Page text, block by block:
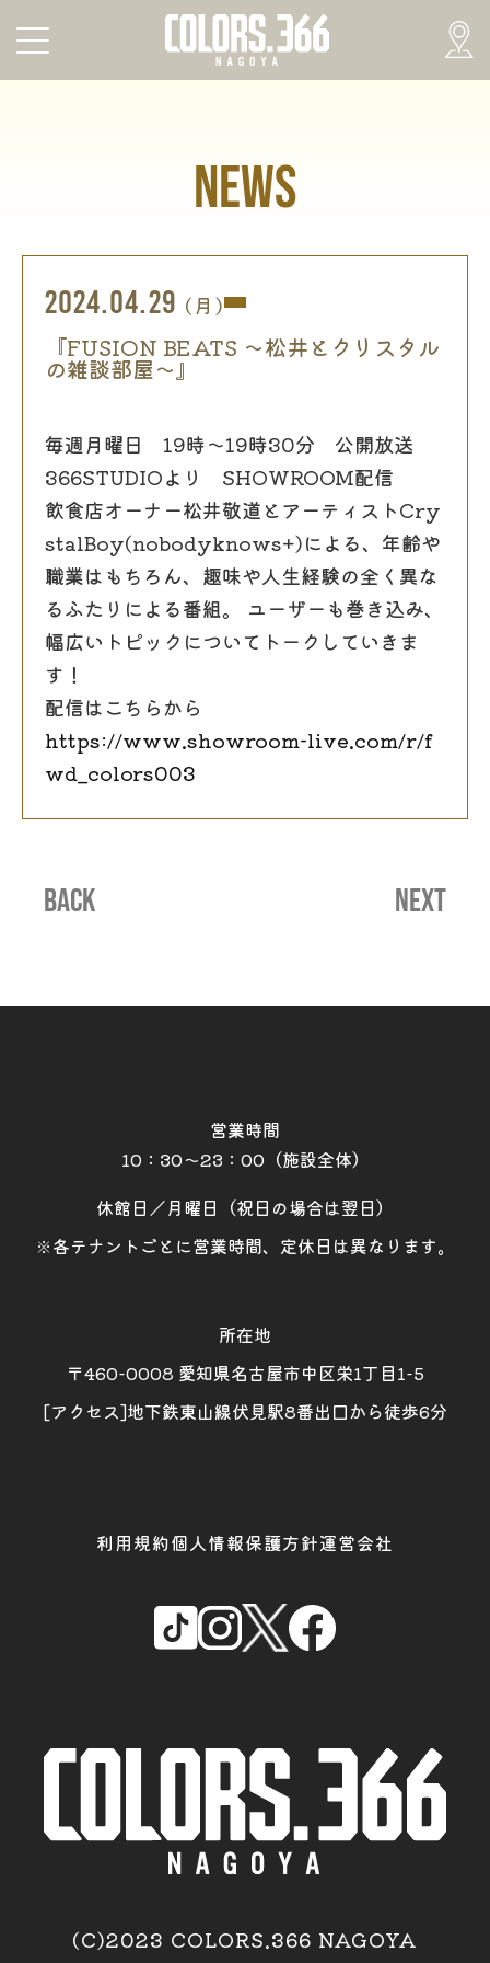
NEWS
2024.04.29 (月)
『FUSION BEATS 〜松井とクリスタル
の雑談部屋〜』
毎週月曜日 19時～19時30分 公開放送
366STUDIOより SHOWROOM配信
飲食店オーナー松井敬道とアーティストCry
stalBoy(nobodyknows+)による、年齢や
職業はもちろん、趣味や人生経験の全く異な
るふたりによる番組。 ユーザーも巻き込み、
幅広いトピックについてトークしていきま
す！
配信はこちらから
https://www.showroom-live.com/r/f
wd_colors003
BACK NEXT
営業時間
10：30～23：00（施設全体）
休館日／月曜日（祝日の場合は翌日）
※各テナントごとに営業時間、定休日は異なります。
所在地
〒460-0008 愛知県名古屋市中区栄1丁目1-5
[アクセス]地下鉄東山線伏見駅8番出口から徒歩6分
利用規約個人情報保護方針運営会社
(C)2023 COLORS.366 NAGOYA